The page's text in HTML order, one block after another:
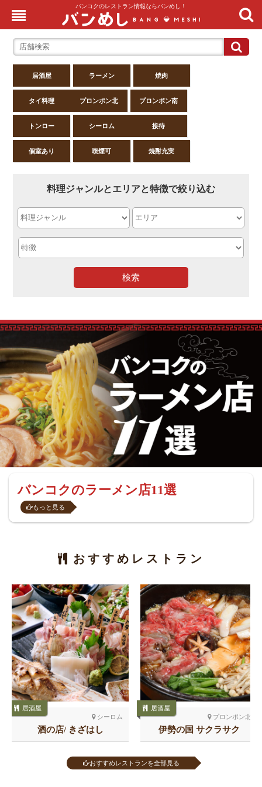
バンコクのレストラン情報ならバンめし！
居酒屋 ラーメン 焼肉
タイ料理 プロンポン北 プロンポン南
トンロー シーロム 接待
個室あり 喫煙可 焼酎充実
料理ジャンルとエリアと特徴で絞り込む
検索
バンコクのラーメン店11選
もっと見る
おすすめレストラン
シーロム
居酒屋
酒の店/ きざはし
プロンポン北
居酒屋
伊勢の国 サクラサク
おすすめレストランを全部見る